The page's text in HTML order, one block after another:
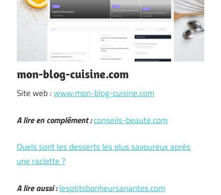
mon-blog-cuisine.com
Site web :www.mon-blog-cuisine.com
A lire en complément :conseils-beaute.com
Quels sont les desserts les plus savoureux après
une raclette ?
A lire aussi :lesptitsbonheursanantes.com